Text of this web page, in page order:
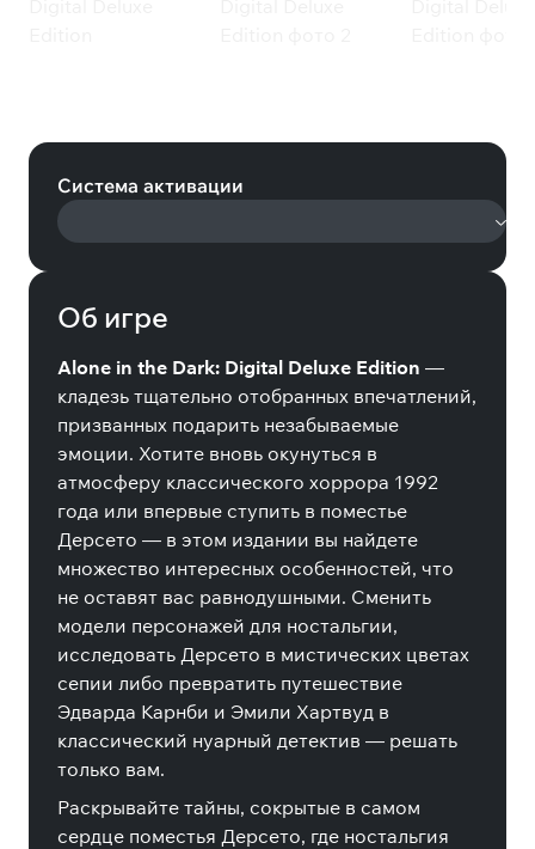
Система активации
Об игре
Alone in the Dark: Digital Deluxe Edition —
кладезь тщательно отобранных впечатлений,
призванных подарить незабываемые
эмоции. Хотите вновь окунуться в
атмосферу классического хоррора 1992
года или впервые ступить в поместье
Дерсето — в этом издании вы найдете
множество интересных особенностей, что
не оставят вас равнодушными. Сменить
модели персонажей для ностальгии,
исследовать Дерсето в мистических цветах
сепии либо превратить путешествие
Эдварда Карнби и Эмили Хартвуд в
классический нуарный детектив — решать
только вам.
Раскрывайте тайны, сокрытые в самом
сердце поместья Дерсето, где ностальгия